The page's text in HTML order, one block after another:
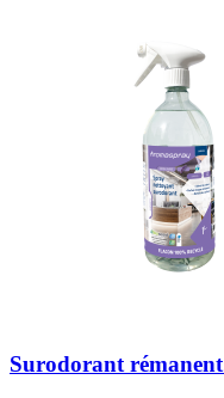
Surodorant